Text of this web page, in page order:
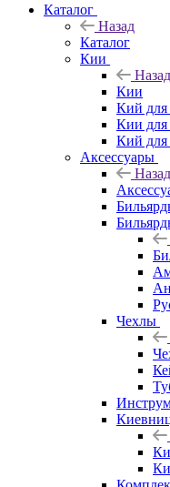
Каталог
Назад
Каталог
Кии
Назад
Кии
Кий для
Кии для
Кий для
Аксессуары
Назад
Чехлы